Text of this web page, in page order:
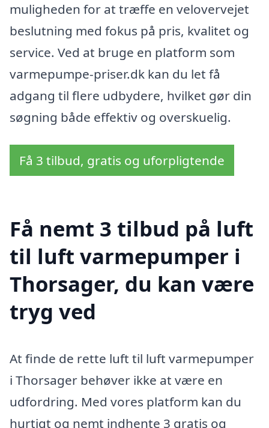
muligheden for at træffe en velovervejet
beslutning med fokus på pris, kvalitet og
service. Ved at bruge en platform som
varmepumpe-priser.dk kan du let få
adgang til flere udbydere, hvilket gør din
søgning både effektiv og overskuelig.
Få 3 tilbud, gratis og uforpligtende
Få nemt 3 tilbud på luft
til luft varmepumper i
Thorsager, du kan være
tryg ved
At finde de rette luft til luft varmepumper
i Thorsager behøver ikke at være en
udfordring. Med vores platform kan du
hurtigt og nemt indhente 3 gratis og